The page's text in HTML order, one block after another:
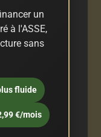
un
à l'ASSE,
sans
fluide
€/mois